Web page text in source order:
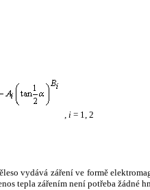
, i = 1, 2
vydává záření ve formě
tepla zářením není potřeba žádné